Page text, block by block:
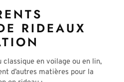
RIDEAUX
en voilage ou en lin,
d’autres matières pour la